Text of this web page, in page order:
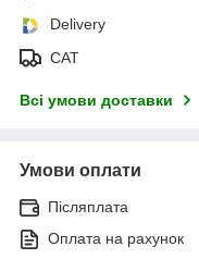
Delivery
САТ
Всі умови доставки
Умови оплати
Післяплата
Оплата на рахунок